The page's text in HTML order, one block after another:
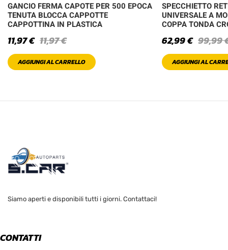
GANCIO FERMA CAPOTE PER 500 EPOCA
TENUTA BLOCCA CAPPOTTE
CAPPOTTINA IN PLASTICA
11,97€
11,97€
AGGIUNGI AL CARRELLO
SPECCHIETTO
UNIVERSALE A
COPPA TONDA
99,99
62,99€
AGGIUNGI AL
Siamo aperti e disponibili tutti i giorni. Contattaci!
CONTATTI